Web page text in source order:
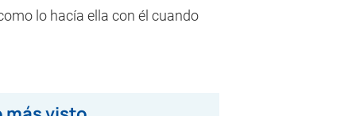
lo hacía ella con él cuando